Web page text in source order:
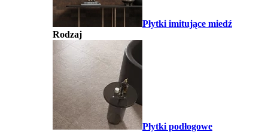
Płytki imitujące miedź
Rodzaj
Płytki podłogowe